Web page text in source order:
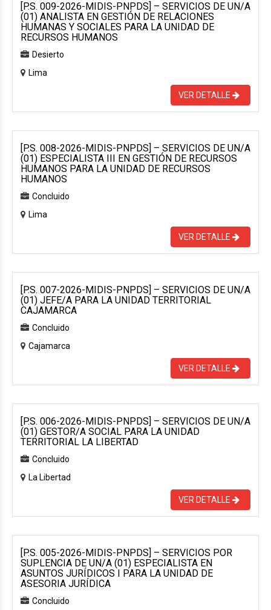
[P.S. 009-2026-MIDIS-PNPDS] – SERVICIOS DE UN/A
(01) ANALISTA EN GESTIÓN DE RELACIONES
HUMANAS Y SOCIALES PARA LA UNIDAD DE
RECURSOS HUMANOS
Desierto
Lima
VER DETALLE
[P.S. 008-2026-MIDIS-PNPDS] – SERVICIOS DE UN/A
(01) ESPECIALISTA III EN GESTIÓN DE RECURSOS
HUMANOS PARA LA UNIDAD DE RECURSOS
HUMANOS
Concluido
Lima
VER DETALLE
[P.S. 007-2026-MIDIS-PNPDS] – SERVICIOS DE UN/A
(01) JEFE/A PARA LA UNIDAD TERRITORIAL
CAJAMARCA
Concluido
Cajamarca
VER DETALLE
[P.S. 006-2026-MIDIS-PNPDS] – SERVICIOS DE UN/A
(01) GESTOR/A SOCIAL PARA LA UNIDAD
TERRITORIAL LA LIBERTAD
Concluido
La Libertad
VER DETALLE
[P.S. 005-2026-MIDIS-PNPDS] – SERVICIOS POR
SUPLENCIA DE UN/A (01) ESPECIALISTA EN
ASUNTOS JURÍDICOS I PARA LA UNIDAD DE
ASESORIA JURÍDICA
Concluido